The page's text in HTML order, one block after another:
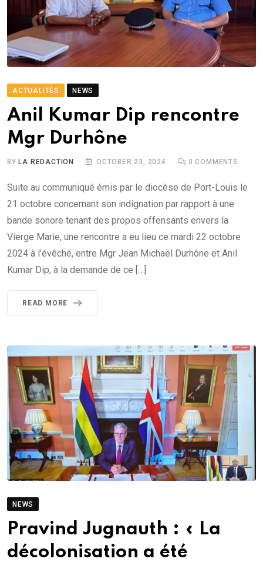
ACTUALITÉS NEWS
Anil Kumar Dip rencontre
Mgr Durhône
BY LA REDACTION OCTOBER 23, 2024 0 COMMENTS
Suite au communiqué émis par le diocèse de Port-Louis le
21 octobre concernant son indignation par rapport à une
bande sonore tenant des propos offensants envers la
Vierge Marie, une rencontre a eu lieu ce mardi 22 octobre
2024 à l’évêché, entre Mgr Jean Michaël Durhône et Anil
Kumar Dip, à la demande de ce […]
READ MORE
NEWS
Pravind Jugnauth : « La
décolonisation a été